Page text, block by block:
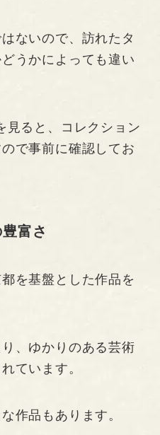
ないので、訪れたタ
うかによっても違い
見ると、コレクション
で事前に確認してお
富さ
を基盤とした作品を
、ゆかりのある芸術
ています。
作品もあります。